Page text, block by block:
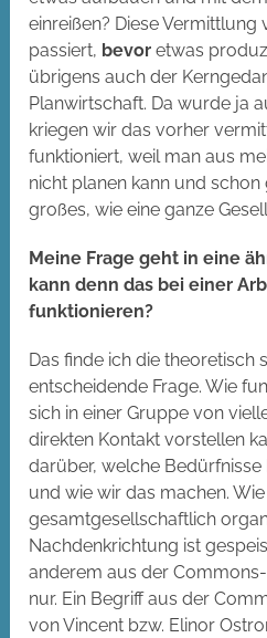
einreißen? Diese Vermittlung
passiert, bevor etwas
übrigens auch der
Planwirtschaft. Da wurde ja
kriegen wir das vorher
funktioniert, weil man aus
nicht planen kann und
großes, wie eine ganze
Meine Frage geht in eine
kann denn das bei einer
funktionieren?
Das finde ich die theoretisch
entscheidende Frage. Wie
sich in einer Gruppe von
direkten Kontakt vorstellen
darüber, welche
und wie wir das machen.
gesamtgesellschaftlich
Nachdenkrichtung ist
anderem aus der
nur. Ein Begriff aus der
von Vincent bzw. Elinor